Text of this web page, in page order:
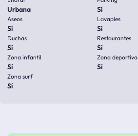
Urbana Sí
Aseos
Sí
Lavapies
Sí
Duchas
Sí
Restaurantes
Sí
Zona infantil
Sí
Zona deportiva
Sí
Zona surf
Sí